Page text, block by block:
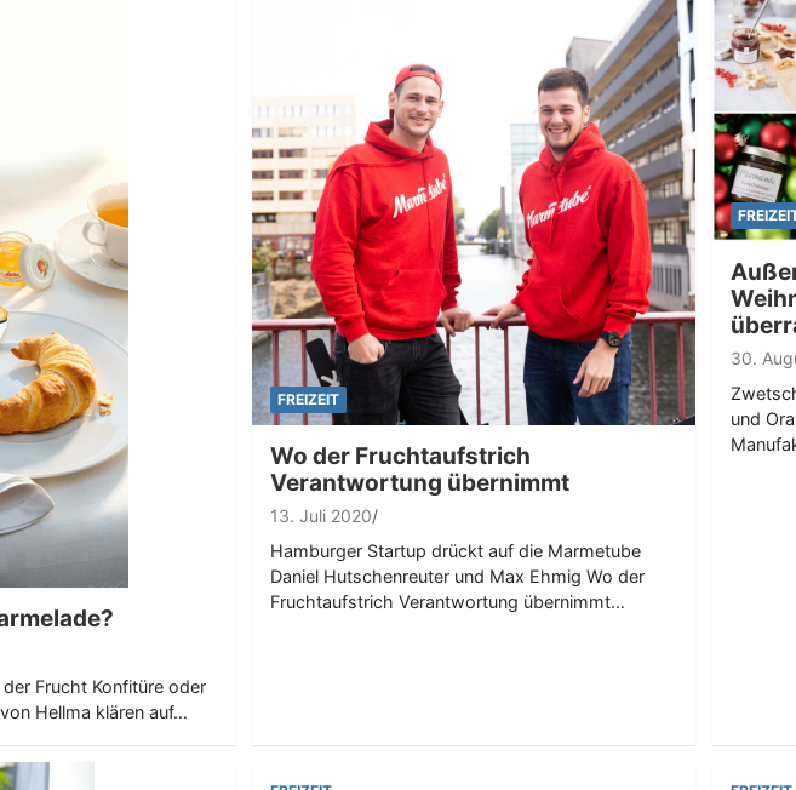
Frucht Konfitüre oder
Hellma klären auf…
FREIZEIT
Wo der Fruchtaufstrich
Verantwortung übernimmt
13. Juli 2020
Hamburger Startup drückt auf die Marmetube
Daniel Hutschenreuter und Max Ehmig Wo der
Fruchtaufstrich Verantwortung übernimmt…
30.
und